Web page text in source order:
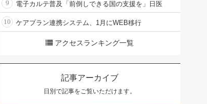
9 電子カルテ普及「前倒しできる国の支援を」日医
10 ケアプラン連携システム、1月にWEB移行
アクセスランキング一覧
記事アーカイブ
日別で記事をご覧いただけます。